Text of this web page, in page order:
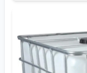
сложности с
одном из
флотацией
гидроксаматом